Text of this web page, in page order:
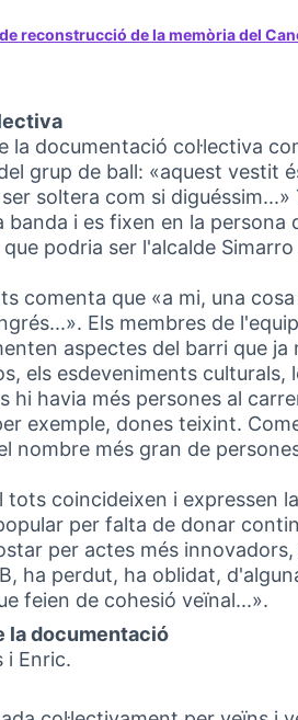
reconstrucció de la memòria del
la documentació col·lectiva
grup de ball: «aquest vestit
soltera com si
banda i es fixen en la persona
podria ser l'alcalde
comenta que «a mi, una
Els membres de
aspectes del barri que ja
els esdeveniments culturals,
hi havia més persones al
exemple, dones teixint.
nombre més gran de
tots coincideixen i expressen
per falta de donar
per actes més
ha perdut, ha oblidat,
feien de cohesió veïnal...».
la documentació
i Enric.